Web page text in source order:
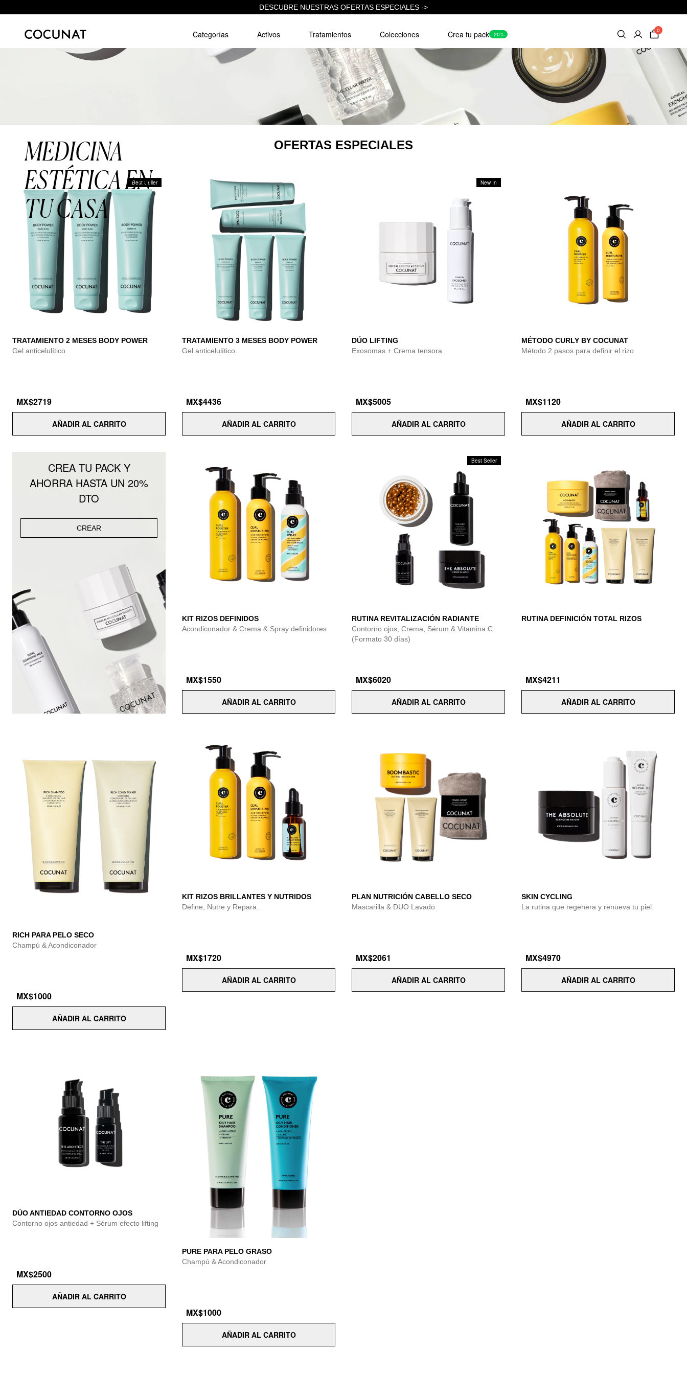
DESCUBRE NUESTRAS OFERTAS ESPECIALES ->
Categorías Activos Tratamientos Colecciones Crea tu pack -20%
0
MEDICINA
ESTÉTICA EN
TU CASA
OFERTAS ESPECIALES
Best Seller
TRATAMIENTO 2 MESES BODY POWER
Gel anticelulítico
MX$2719
AÑADIR AL CARRITO
TRATAMIENTO 3 MESES BODY POWER
Gel anticelulítico
MX$4436
AÑADIR AL CARRITO
New In
DÚO LIFTING
Exosomas + Crema tensora
MX$5005
AÑADIR AL CARRITO
MÉTODO CURLY BY COCUNAT
Método 2 pasos para definir el rizo
MX$1120
AÑADIR AL CARRITO
CREA TU PACK Y
AHORRA HASTA UN 20%
DTO
CREAR
KIT RIZOS DEFINIDOS
Acondiconador & Crema & Spray definidores
MX$1550
AÑADIR AL CARRITO
Best Seller
RUTINA REVITALIZACIÓN RADIANTE
Contorno ojos, Crema, Sérum & Vitamina C
(Formato 30 días)
MX$6020
AÑADIR AL CARRITO
RUTINA DEFINICIÓN TOTAL RIZOS
MX$4211
AÑADIR AL CARRITO
RICH PARA PELO SECO
Champú & Acondiconador
MX$1000
AÑADIR AL CARRITO
KIT RIZOS BRILLANTES Y NUTRIDOS
Define, Nutre y Repara.
MX$1720
AÑADIR AL CARRITO
PLAN NUTRICIÓN CABELLO SECO
Mascarilla & DUO Lavado
MX$2061
AÑADIR AL CARRITO
SKIN CYCLING
La rutina que regenera y renueva tu piel.
MX$4970
AÑADIR AL CARRITO
DÚO ANTIEDAD CONTORNO OJOS
Contorno ojos antiedad + Sérum efecto lifting
MX$2500
AÑADIR AL CARRITO
PURE PARA PELO GRASO
Champú & Acondiconador
MX$1000
AÑADIR AL CARRITO